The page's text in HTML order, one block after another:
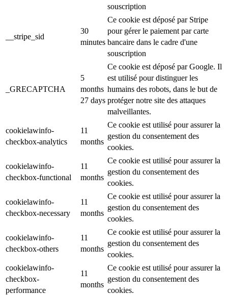
souscription
__stripe_sid
30
minutes
Ce cookie est déposé par Stripe
pour gérer le paiement par carte
bancaire dans le cadre d'une
souscription
_GRECAPTCHA
5
months
27 days
Ce cookie est déposé par Google. Il
est utilisé pour distinguer les
humains des robots, dans le but de
protéger notre site des attaques
malveillantes.
cookielawinfo-
checkbox-analytics
11
months
Ce cookie est utilisé pour assurer la
gestion du consentement des
cookies.
cookielawinfo-
checkbox-functional
11
months
Ce cookie est utilisé pour assurer la
gestion du consentement des
cookies.
cookielawinfo-
checkbox-necessary
11
months
Ce cookie est utilisé pour assurer la
gestion du consentement des
cookies.
cookielawinfo-
checkbox-others
11
months
Ce cookie est utilisé pour assurer la
gestion du consentement des
cookies.
cookielawinfo-
checkbox-
performance
11
months
Ce cookie est utilisé pour assurer la
gestion du consentement des
cookies.